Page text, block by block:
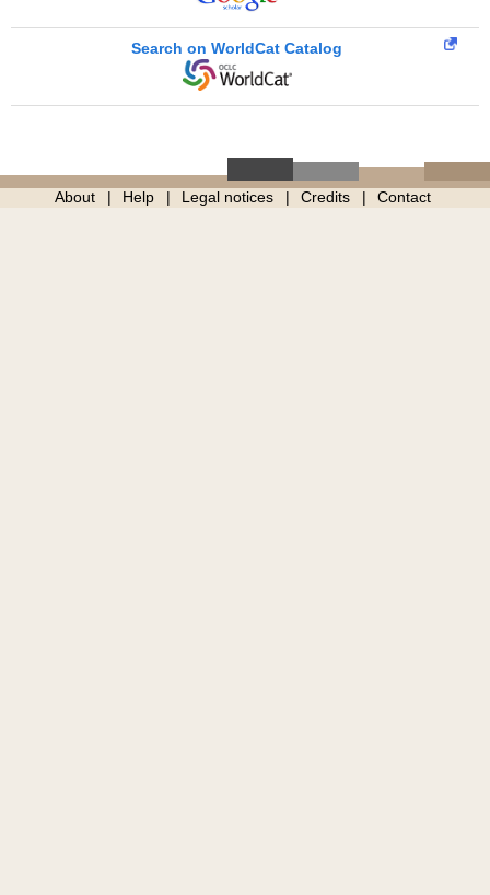
Search on WorldCat Catalog
About Help Legal notices Credits Contact